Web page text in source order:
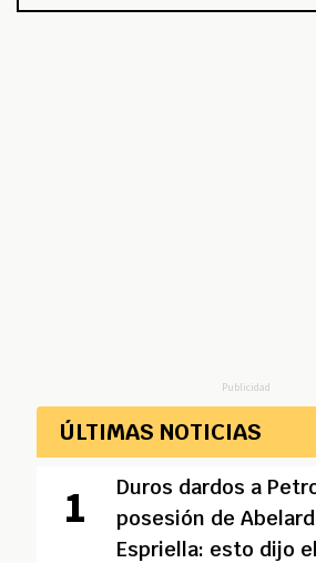
Publicidad
ÚLTIMAS NOTICIAS
Duros dardos a
posesión de
Espriella: esto dijo